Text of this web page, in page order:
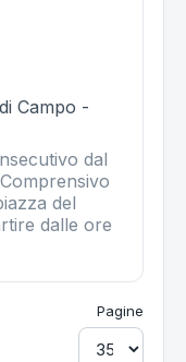
Campo -
dal
del
dalle ore
Pagine